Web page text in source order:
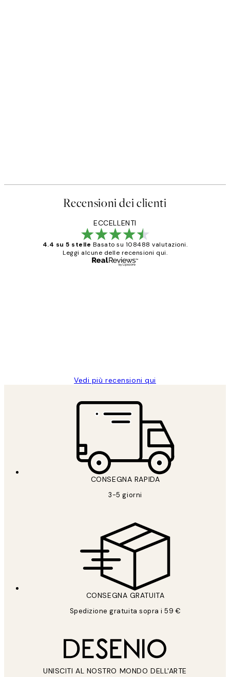
Recensioni dei clienti
ECCELLENTI
4.4 su 5 stelle Basato su 108488 valutazioni.
Leggi alcune delle recensioni qui.
Vedi più recensioni qui
CONSEGNA RAPIDA
3-5 giorni
CONSEGNA GRATUITA
Spedizione gratuita sopra i 59 €
UNISCITI AL NOSTRO MONDO DELL'ARTE